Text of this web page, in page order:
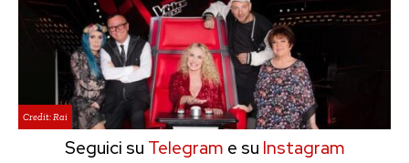
Credit: Rai
Seguici su Telegram e su Instagram